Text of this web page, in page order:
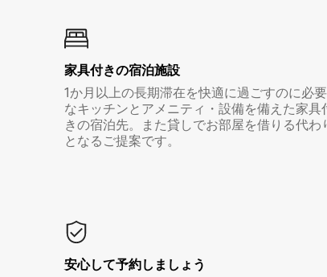
家具付き⁠の宿⁠泊⁠施⁠設
1か月以上の長期滞在を快適に過ごすのに必要
なキッチンとアメニティ・設備を備えた家具
きの宿泊先。また貸しでお部屋を借りる代わ
となるご提案です。
安心して予約しましょう